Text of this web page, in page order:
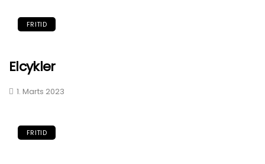
FRITID
Elcykler
1. Marts 2023
FRITID